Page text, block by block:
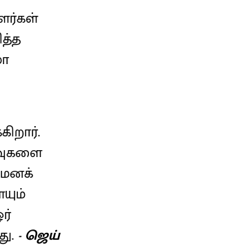
மனக்
- ஜெய்